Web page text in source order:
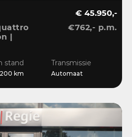
|
ACC |
€ 45.950,-
€762,- p.m.
stand
km
Transmissie
Automaat